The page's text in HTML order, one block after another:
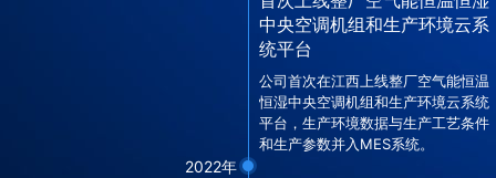
中央空调机组和生产环境云系
统平台
公司首次在江西上线整厂空气能恒温
恒湿中央空调机组和生产环境云系统
平台，生产环境数据与生产工艺条件
和生产参数并入MES系统。
2022年